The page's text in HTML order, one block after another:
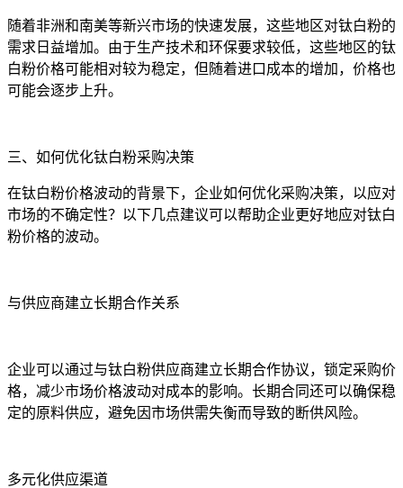
随着非洲和南美等新兴市场的快速发展，这些地区对钛白粉的
需求日益增加。由于生产技术和环保要求较低，这些地区的钛
白粉价格可能相对较为稳定，但随着进口成本的增加，价格也
可能会逐步上升。
三、如何优化钛白粉采购决策
在钛白粉价格波动的背景下，企业如何优化采购决策，以应对
市场的不确定性？以下几点建议可以帮助企业更好地应对钛白
粉价格的波动。
与供应商建立长期合作关系
企业可以通过与钛白粉供应商建立长期合作协议，锁定采购价
格，减少市场价格波动对成本的影响。长期合同还可以确保稳
定的原料供应，避免因市场供需失衡而导致的断供风险。
多元化供应渠道